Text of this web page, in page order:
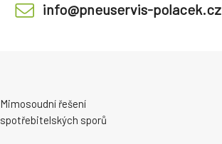
info@pneuservis-polacek.cz
Mimosoudní řešení
spotřebitelských sporů